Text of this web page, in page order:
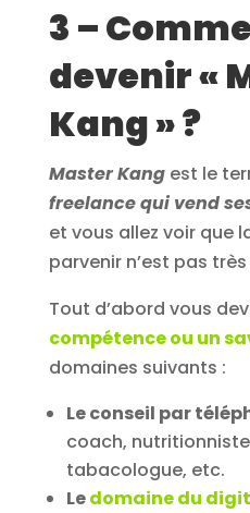
3 –
devenir «
Kang » ?
Master Kangest le
freelance qui vend
et vous allez voir que
parvenir n’est pas
Tout d’abord vous
compétence ou un
domaines suivants :
Le conseil par
coach,
tabacologue, etc.
Ledomaine du